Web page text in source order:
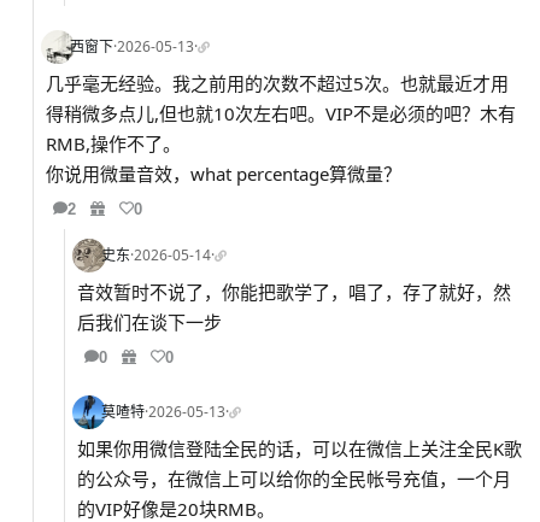
西窗下·2026-05-13·
几乎毫无经验。我之前用的次数不超过5次。也就最近才用
得稍微多点儿,但也就10次左右吧。VIP不是必须的吧？木有
RMB,操作不了。
你说用微量音效，what percentage算微量？
2 0
史东·2026-05-14·
音效暂时不说了，你能把歌学了，唱了，存了就好，然
后我们在谈下一步
0 0
莫喳特·2026-05-13·
如果你用微信登陆全民的话，可以在微信上关注全民K歌
的公众号，在微信上可以给你的全民帐号充值，一个月
的VIP好像是20块RMB。